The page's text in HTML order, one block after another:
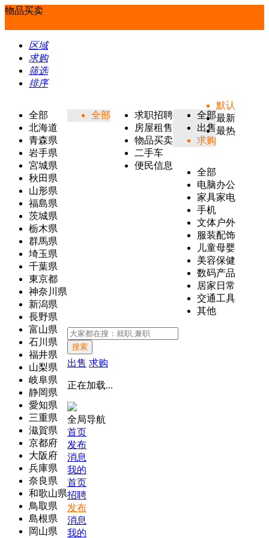
物品买卖
区域
求购
筛选
排序
全部
北海道
青森県
岩手県
宮城県
秋田県
山形県
福島県
茨城県
栃木県
群馬県
埼玉県
千葉県
東京都
神奈川県
新潟県
長野県
富山県
石川県
福井県
山梨県
岐阜県
静岡県
愛知県
三重県
滋賀県
京都府
大阪府
兵庫県
奈良県
和歌山県
鳥取県
島根県
岡山県
全部
求职招聘
房屋租售
物品买卖
二手车
便民信息
全部
出售
求购
全部
电脑办公
家具家电
手机
文体户外
服装配饰
儿童母婴
美容保健
数码产品
居家日常
交通工具
其他
默认
最新
最热
搜索
出售 求购
正在加载...
全局导航
首页
发布
消息
我的
首页
招聘
发布
消息
我的